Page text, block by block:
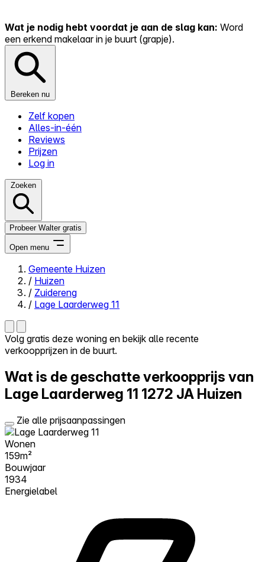
Wat je nodig hebt voordat je aan de slag kan: Word
een erkend makelaar in je buurt (grapje).
Bereken nu
Zelf kopen
Alles-in-één
Reviews
Prijzen
Log in
Zoeken
Probeer Walter gratis
Open menu
Close menu
Zelf kopen
Reviews
Prijzen
Probeer Walter gratis
Gemeente Huizen
/ Huizen
/ Zuidereng
/ Lage Laarderweg 11
Volg gratis deze woning en bekijk alle recente
verkoopprijzen in de buurt.
Wat is de geschatte verkoopprijs van
Lage Laarderweg 11 1272 JA Huizen
Zie alle prijsaanpassingen
Wonen
159m²
Bouwjaar
1934
Energielabel